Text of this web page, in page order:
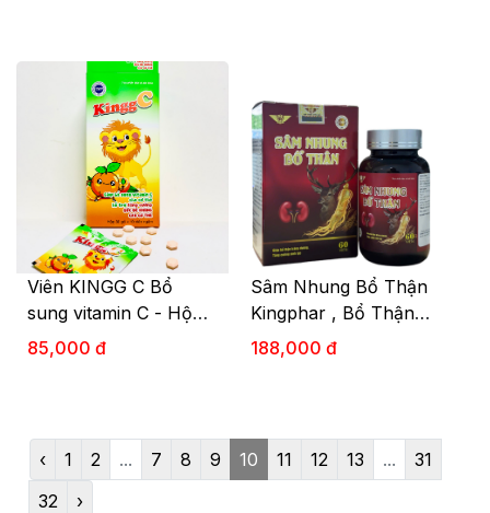
Viên KINGG C Bổ
sung vitamin C - Hộp
30 gói x 10 viên
85,000 đ
Sâm Nhung Bổ Thận
Kingphar , Bổ Thận
Tráng Dương, Tăng
188,000 đ
‹ 1 2 ... 7 8 9 10 11 12 13 ...
31
32
›